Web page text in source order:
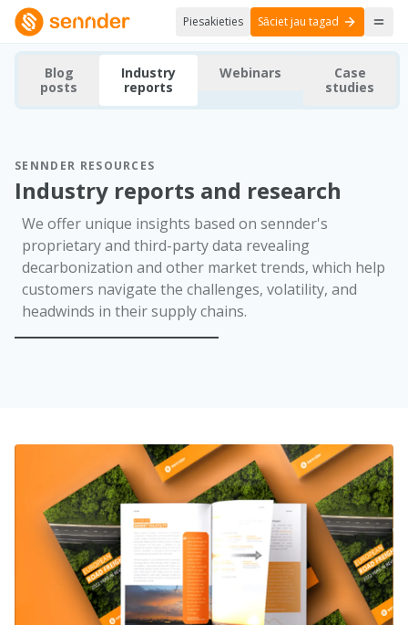
Piesakieties Sāciet jau tagad
Blog
posts
Industry
reports
Webinars
Case
studies
SENNDER RESOURCES
Industry reports and research
We offer unique insights based on sennder's
proprietary and third-party data revealing
decarbonization and other market trends, which help
customers navigate the challenges, volatility, and
headwinds in their supply chains.